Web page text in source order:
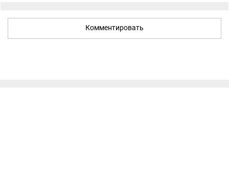
Комментировать